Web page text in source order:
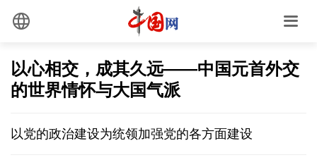
以心相交，成其久远——中国元首外交
的世界情怀与大国气派
以党的政治建设为统领加强党的各方面建设